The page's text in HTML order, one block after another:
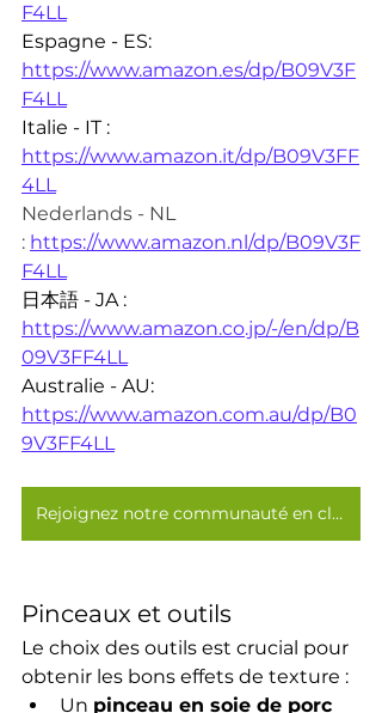
F4LL
Espagne - ES:
https://www.amazon.es/dp/B09V3F
F4LL
Italie - IT :
https://www.amazon.it/dp/B09V3FF
4LL
Nederlands - NL
: https://www.amazon.nl/dp/B09V3F
F4LL
日本語 - JA :
https://www.amazon.co.jp/-/en/dp/B
09V3FF4LL
Australie - AU:
https://www.amazon.com.au/dp/B0
9V3FF4LL
Rejoignez notre communauté en cliquant ici !
Pinceaux et outils
Le choix des outils est crucial pour
obtenir les bons effets de texture :
Un pinceau en soie de porc